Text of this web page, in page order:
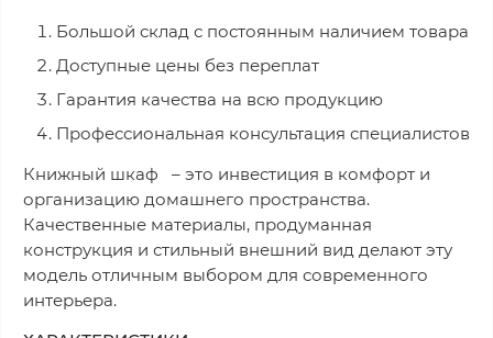
Большой склад с постоянным наличием товара
Доступные цены без переплат
Гарантия качества на всю продукцию
Профессиональная консультация специалистов
Книжный шкаф – это инвестиция в комфорт и
организацию домашнего пространства.
Качественные материалы, продуманная
конструкция и стильный внешний вид делают эту
модель отличным выбором для современного
интерьера.